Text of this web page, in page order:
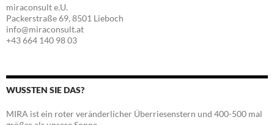
miraconsult e.U.
Packerstraße 69, 8501 Lieboch
info@miraconsult.at
+43 664 140 98 03
WUSSTEN SIE DAS?
MIRA ist ein roter veränderlicher Überriesenstern und 400-500 mal